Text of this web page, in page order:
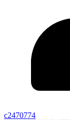
c2470774